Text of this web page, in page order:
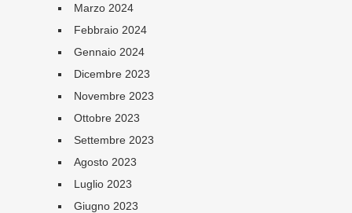
Marzo 2024
Febbraio 2024
Gennaio 2024
Dicembre 2023
Novembre 2023
Ottobre 2023
Settembre 2023
Agosto 2023
Luglio 2023
Giugno 2023